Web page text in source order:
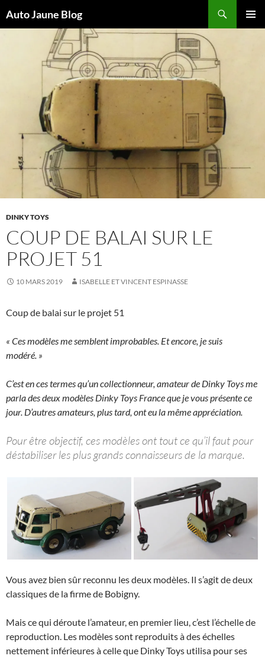
Auto Jaune Blog
DINKY TOYS
COUP DE BALAI SUR LE
PROJET 51
10 MARS 2019 ISABELLE ET VINCENT ESPINASSE
Coup de balai sur le projet 51
« Ces modèles me semblent improbables. Et encore, je suis
modéré. »
C’est en ces termes qu’un collectionneur, amateur de Dinky Toys me
parla des deux modèles Dinky Toys France que je vous présente ce
jour. D’autres amateurs, plus tard, ont eu la même appréciation.
Pour être objectif, ces modèles ont tout ce qu’il faut pour
déstabiliser les plus grands connaisseurs de la marque.
Vous avez bien sûr reconnu les deux modèles. Il s’agit de deux
classiques de la firme de Bobigny.
Mais ce qui déroute l’amateur, en premier lieu, c’est l’échelle de
reproduction. Les modèles sont reproduits à des échelles
nettement inférieures à celle que Dinky Toys utilisa pour ses